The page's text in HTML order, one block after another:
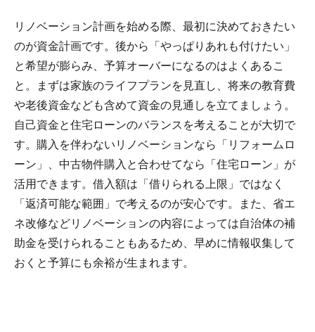
リノベーション計画を始める際、最初に決めておきたい
のが資金計画です。後から「やっぱりあれも付けたい」
と希望が膨らみ、予算オーバーになるのはよくあるこ
と。まずは家族のライフプランを見直し、将来の教育費
や老後資金なども含めて資金の見通しを立てましょう。
自己資金と住宅ローンのバランスを考えることが大切で
す。購入を伴わないリノベーションなら「リフォームロ
ーン」、中古物件購入と合わせてなら「住宅ローン」が
活用できます。借入額は「借りられる上限」ではなく
「返済可能な範囲」で考えるのが安心です。また、省エ
ネ改修などリノベーションの内容によっては自治体の補
助金を受けられることもあるため、早めに情報収集して
おくと予算にも余裕が生まれます。